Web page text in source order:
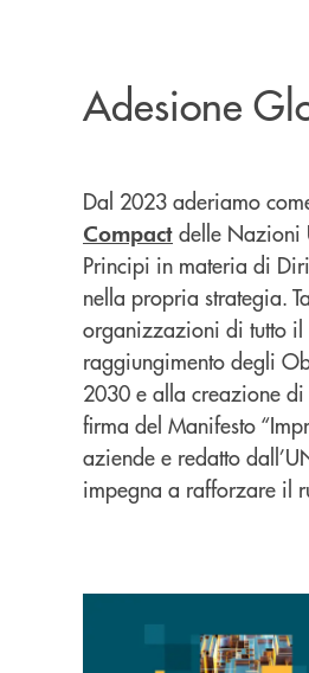
Adesione
Dal 2023 aderiamo
Compact delle Nazioni
Principi in materia di
nella propria strategia.
organizzazioni di tutto il
raggiungimento degli
2030 e alla creazione di
firma del Manifesto
aziende e redatto
impegna a rafforzare il